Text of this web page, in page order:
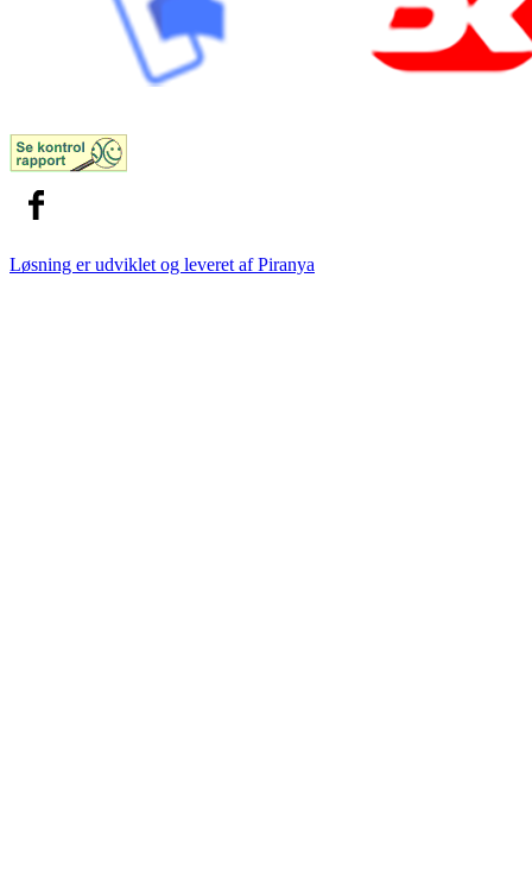
Løsning er udviklet og leveret afPiranya